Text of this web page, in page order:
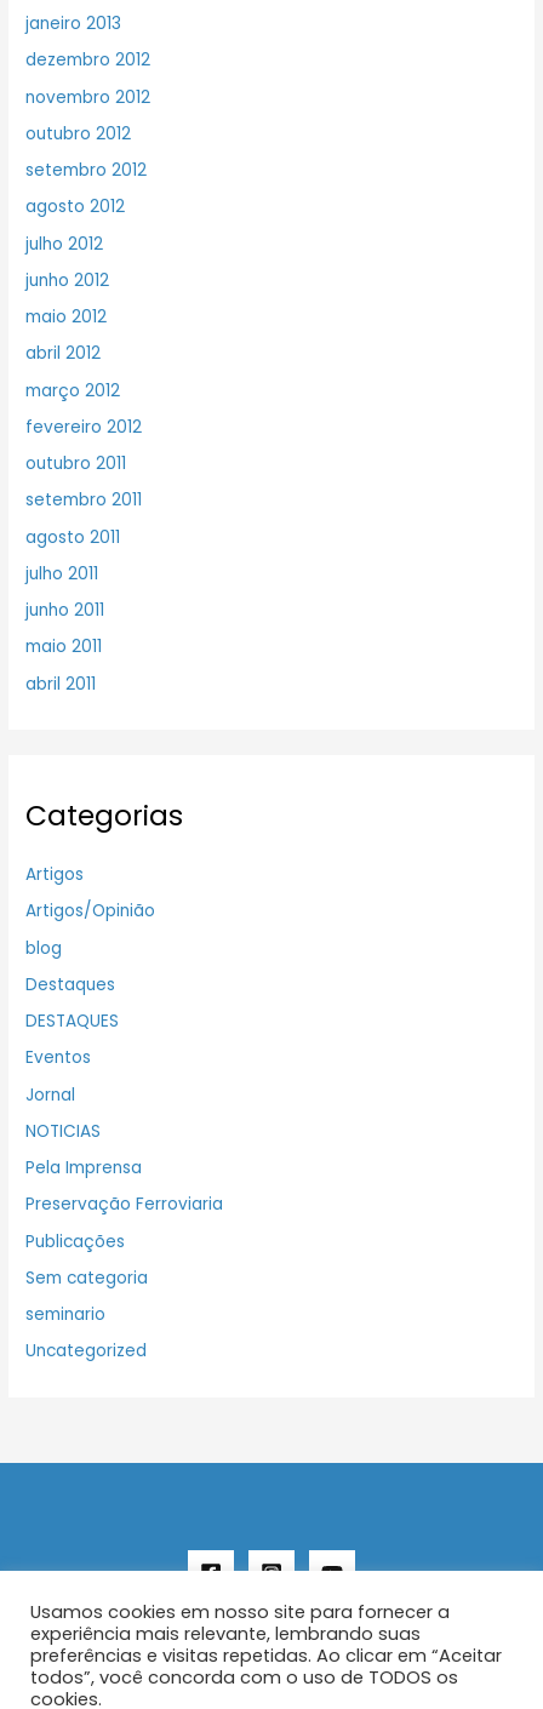
janeiro 2013
dezembro 2012
novembro 2012
outubro 2012
setembro 2012
agosto 2012
julho 2012
junho 2012
maio 2012
abril 2012
março 2012
fevereiro 2012
outubro 2011
setembro 2011
agosto 2011
julho 2011
junho 2011
maio 2011
abril 2011
Categorias
Artigos
Artigos/Opinião
blog
Destaques
DESTAQUES
Eventos
Jornal
NOTICIAS
Pela Imprensa
Preservação Ferroviaria
Publicações
Sem categoria
seminario
Uncategorized
Copyright © 2026 AENFER
Usamos cookies em nosso site para fornecer a
experiência mais relevante, lembrando suas
preferências e visitas repetidas. Ao clicar em “Aceitar
todos”, você concorda com o uso de TODOS os
cookies.